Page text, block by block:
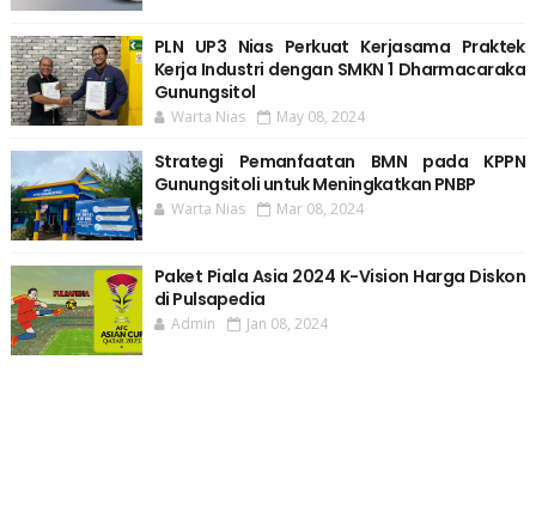
PLN UP3 Nias Perkuat Kerjasama Praktek
Kerja Industri dengan SMKN 1 Dharmacaraka
Gunungsitol
Warta Nias May 08, 2024
Strategi Pemanfaatan BMN pada KPPN
Gunungsitoli untuk Meningkatkan PNBP
Warta Nias Mar 08, 2024
Paket Piala Asia 2024 K-Vision Harga Diskon
di Pulsapedia
Admin Jan 08, 2024